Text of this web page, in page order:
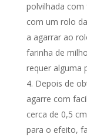
polvilhada com
com um rolo
a agarrar ao
farinha de
requer alguma
Depois de
agarre com
cerca de 0,5
para o efeito,